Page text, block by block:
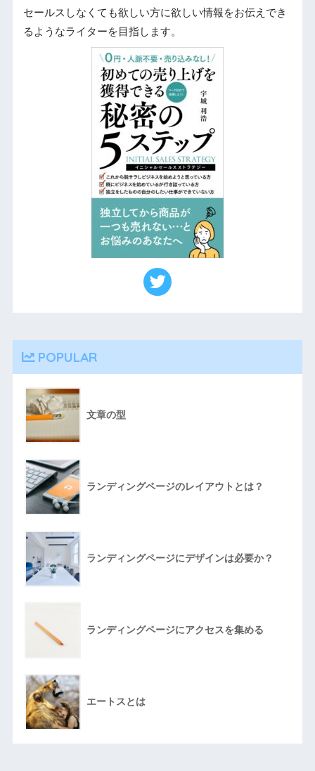
セールスしなくても欲しい方に欲しい情報をお伝えでき
るようなライターを目指します。
POPULAR
文章の型
ランディングページのレイアウトとは？
ランディングページにデザインは必要か？
ランディングページにアクセスを集める
エートスとは